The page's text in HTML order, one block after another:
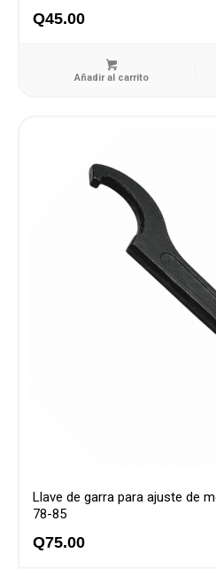
Q45.00
Añadir al carrito
Llave de garra para ajuste de
78-85
Q75.00